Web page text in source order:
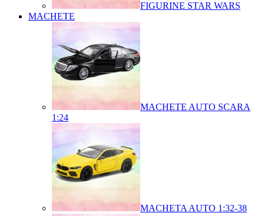
FIGURINE STAR WARS
MACHETE
MACHETE AUTO SCARA
1:24
MACHETA AUTO 1:32-38